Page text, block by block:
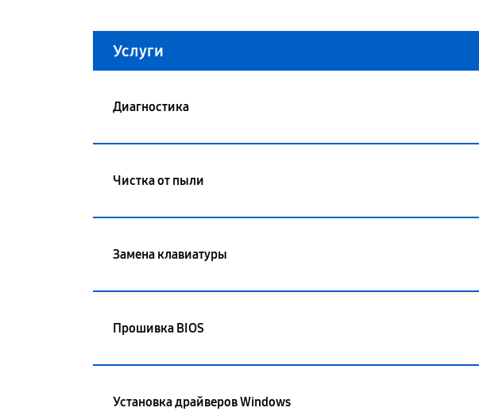
Услуги
Диагностика
Чистка от пыли
Замена клавиатуры
Прошивка BIOS
Установка драйверов Windows